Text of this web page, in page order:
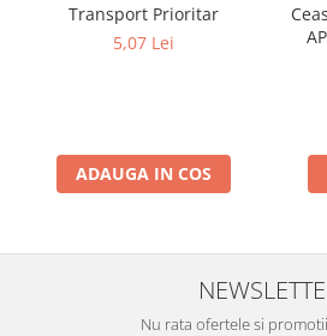
Transport Prioritar
5,07 Lei
ADAUGA IN COS
Nu rata ofertele si